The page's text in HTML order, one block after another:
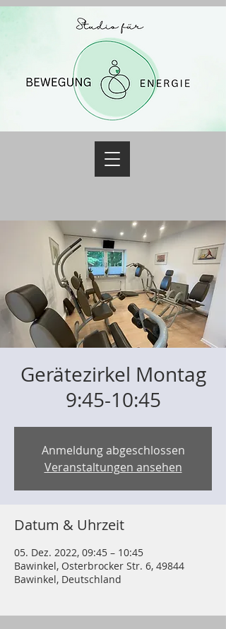
Gerätezirkel Montag
9:45-10:45
Anmeldung abgeschlossen
Veranstaltungen ansehen
Datum & Uhrzeit
05. Dez. 2022, 09:45 – 10:45
Bawinkel, Osterbrocker Str. 6, 49844
Bawinkel, Deutschland